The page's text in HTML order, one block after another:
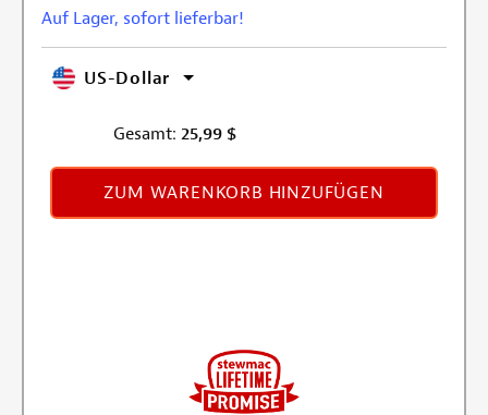
Auf Lager, sofort lieferbar!
US-Dollar
Gesamt: 25,99 $
ZUM WARENKORB HINZUFÜGEN